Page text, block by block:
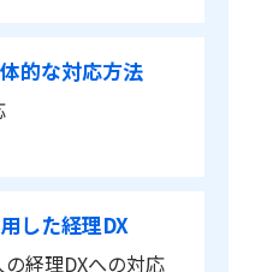
的な対応方法
した経理DX
の経理DXへの対応